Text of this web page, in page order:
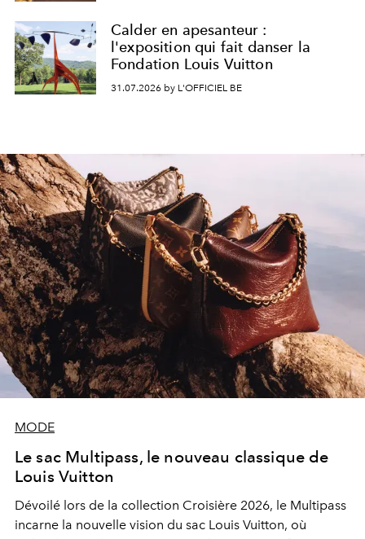
Calder en apesanteur :
l'exposition qui fait danser la
Fondation Louis Vuitton
31.07.2026 by L'OFFICIEL BE
MODE
Le sac Multipass, le nouveau classique de
Louis Vuitton
Dévoilé lors de la collection Croisière 2026, le Multipass
incarne la nouvelle vision du sac Louis Vuitton, où